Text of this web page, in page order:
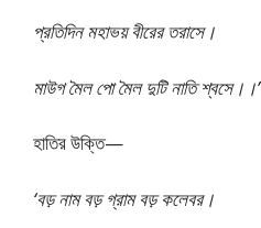
প্রতিদিন মহাভয় বীরের তরাসে।
মাউগ মৈল পো মৈল দুটি নাতি শ্বসে।।’
হাতির উক্তি—
‘বড় নাম বড় গ্রাম বড় কলেবর।